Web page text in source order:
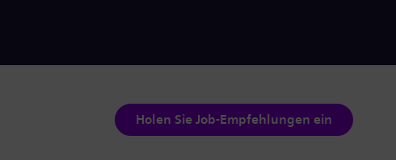
Holen Sie Job-Empfehlungen ein